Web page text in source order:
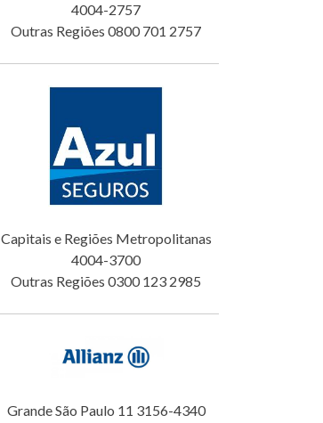
4004-2757
Outras Regiões 0800 701 2757
Capitais e Regiões Metropolitanas
4004-3700
Outras Regiões 0300 123 2985
Grande São Paulo 11 3156-4340